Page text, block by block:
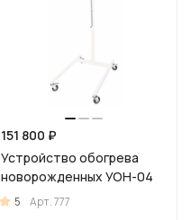
151 800 ₽
Устройство обогрева
новорожденных УОН-04
5 Арт.777